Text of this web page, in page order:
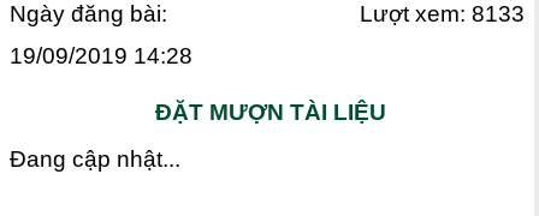
Ngày đăng bài:
19/09/2019 14:28
Lượt xem: 8133
ĐẶT MƯỢN TÀI LIỆU
Đang cập nhật...